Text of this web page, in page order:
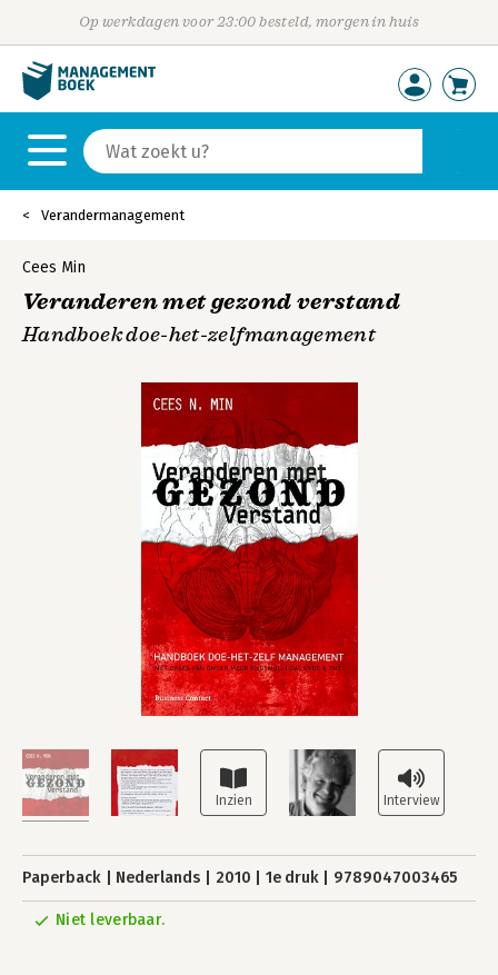
Op werkdagen voor 23:00 besteld, morgen in huis
Verandermanagement
Cees Min
Veranderen met gezond verstand
Handboek doe-het-zelfmanagement
Paperback Nederlands 2010 1e druk 9789047003465
Niet leverbaar.